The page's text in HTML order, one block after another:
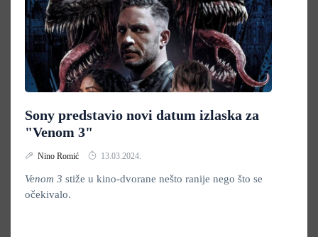
Sony predstavio novi datum izlaska za
"Venom 3"
Nino Romić 13.03.2024.
Venom 3 stiže u kino-dvorane nešto ranije nego što se
očekivalo.